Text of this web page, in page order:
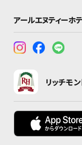
アールエヌティーホ
リッチモ